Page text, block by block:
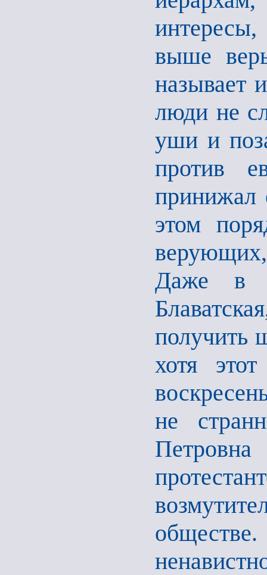
выше
называет
люди не
уши и
против
принижал
этом
Даже в
получить
хотя
не